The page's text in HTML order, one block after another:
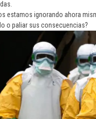
estamos ignorando ahora
o paliar sus consecuencias?